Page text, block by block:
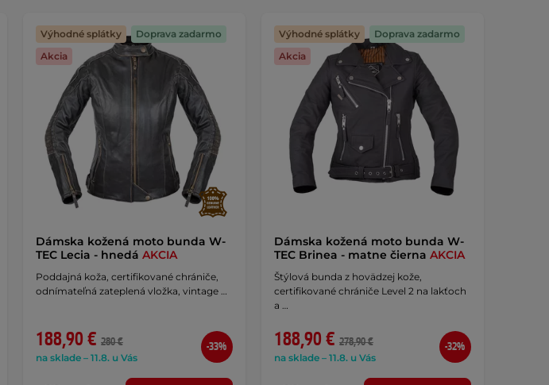
Výhodné splátky
Doprava zadarmo
Akcia
Dámska kožená moto bunda W-
TEC Lecia - hnedá AKCIA
Poddajná koža, certifikované chrániče,
odnímateľná zateplená vložka, vintage …
188,90 € 280 €
na sklade – 11.8. u Vás
-33%
Výhodné splátky
Doprava zadarmo
Akcia
Dámska kožená moto bunda W-
TEC Brinea - matne čierna AKCIA
Štýlová bunda z hovädzej kože,
certifikované chrániče Level 2 na lakťoch
a …
188,90 € 278,90 €
na sklade – 11.8. u Vás
-32%